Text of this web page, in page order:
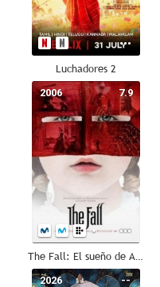
Luchadores 2
7.9
2006
The Fall: El sueño de Alexandria
--
2026